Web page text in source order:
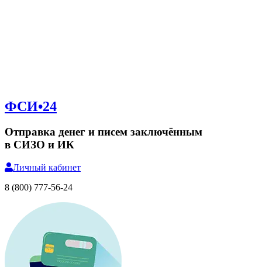
ФСИ•24
Отправка денег и писем заключённым
в СИЗО и ИК
Личный кабинет
8 (800) 777-56-24